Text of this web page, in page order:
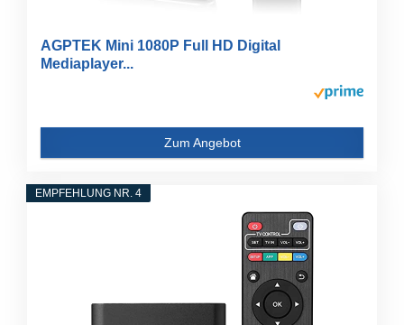
AGPTEK Mini 1080P Full HD Digital
Mediaplayer...
Zum Angebot
EMPFEHLUNG NR. 4